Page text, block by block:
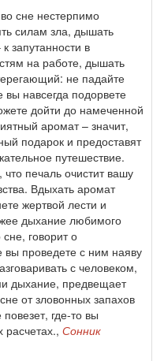
сне нестерпимо
силам зла, дышать
запутанности в
на работе, дышать
не падайте
вы навсегда подорвете
дойти до намеченной
аромат – значит,
подарок и предоставят
путешествие.
печаль очистит вашу
Вдыхать аромат
жертвой лести и
дыхание любимого
говорит о
проведете с ним наяву
с человеком,
дыхание, предвещает
от зловонных запахов
где-то вы
расчетах., Сонник